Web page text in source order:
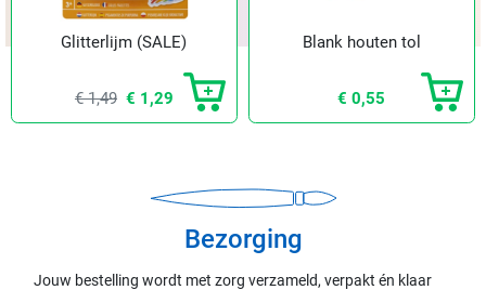
Glitterlijm (SALE)
€ 1,49 € 1,29
Blank houten tol
€ 0,55
Bezorging
Jouw bestelling wordt met zorg verzameld, verpakt én klaar